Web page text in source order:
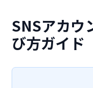
SNSアカウ
び方ガイド